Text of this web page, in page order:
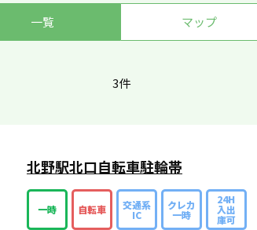
一覧 マップ
3件
北野駅北口自転車駐輪帯
一時 自転車 交通系
IC
クレカ
一時
24H
入出
庫可